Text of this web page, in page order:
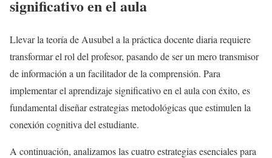
significativo en el aula
Llevar la teoría de Ausubel a la práctica docente diaria requiere
transformar el rol del profesor, pasando de ser un mero transmisor
de información a un facilitador de la comprensión. Para
implementar el aprendizaje significativo en el aula con éxito, es
fundamental diseñar estrategias metodológicas que estimulen la
conexión cognitiva del estudiante.
A continuación, analizamos las cuatro estrategias esenciales para